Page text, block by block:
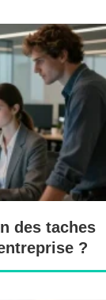
des taches
?